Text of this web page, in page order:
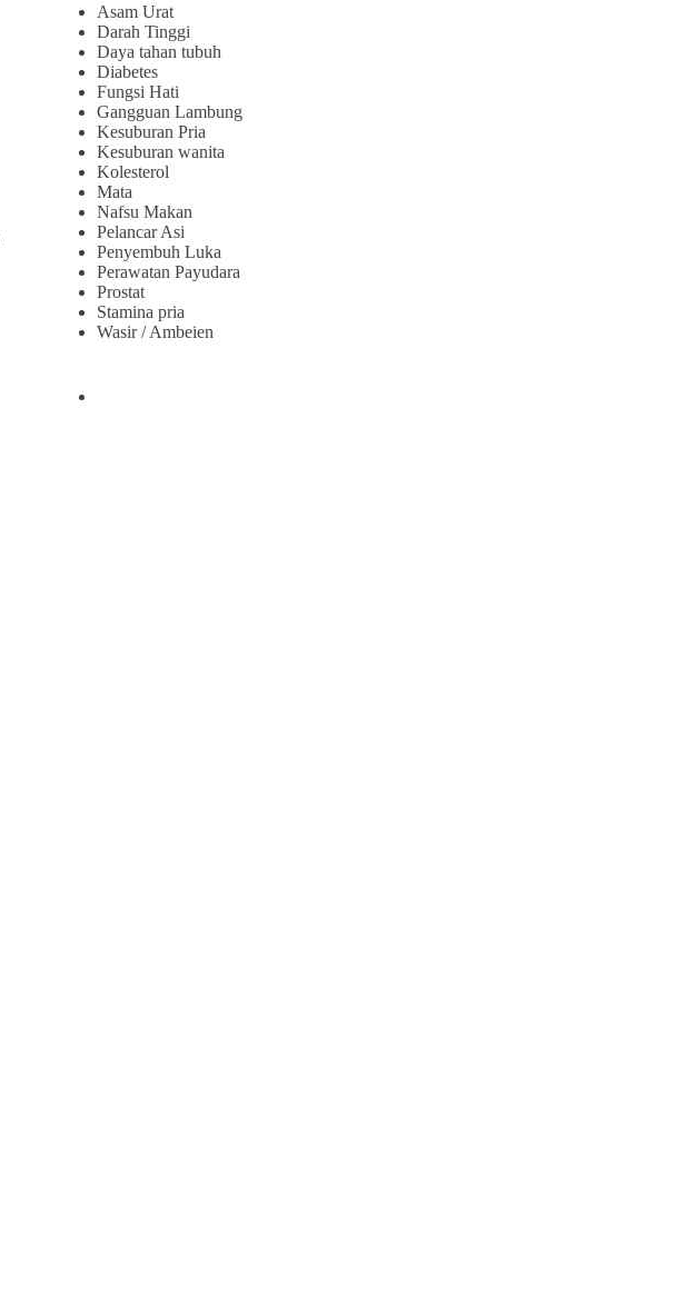
Asam Urat
Darah Tinggi
Daya tahan tubuh
Diabetes
Fungsi Hati
Gangguan Lambung
Kesuburan Pria
Kesuburan wanita
Kolesterol
Mata
Nafsu Makan
Pelancar Asi
Penyembuh Luka
Perawatan Payudara
Prostat
Stamina pria
Wasir / Ambeien